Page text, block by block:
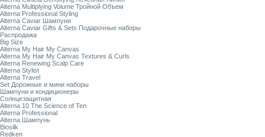
Alterna Multiplying Volume Тройной Объем
Alterna Professional Styling
Alterna Caviar Шампуни
Alterna Caviar Gifts & Sets Подарочные наборы
Распродажа
Big Size
Alterna My Hair My Canvas
Alterna My Hair My Canvas Textures & Curls
Alterna Renewing Scalp Care
Alterna Stylist
Alterna Travel
Set Дорожные и мини наборы
Шампуни и кондиционеры
Солнцезащитная
Alterna 10 The Science of Ten
Alterna Professional
Alterna Шампунь
Biosilk
Redken